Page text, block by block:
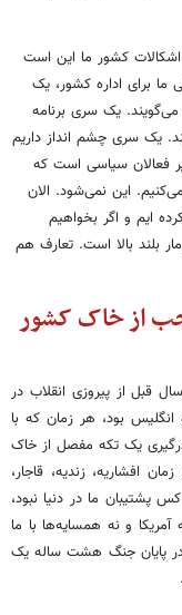
کشور ما این است
برای اداره کشور، یک
یک سری برنامه
یک سری چشم انداز داریم
تقصیر فعالان سیاسی است که
این نمی‌شود. الان
ایم و اگر بخواهیم
بلند بالا است. تعارف هم
از خاک کشور
اگر بخواهم به چند مورد اشاره کنم، در طول ۲۰۰ سال قبل از پیروزی انقلاب در
بود، هر زمان که با
درگیری یک تکه مفصل از خاک
افشاریه، زندیه، قاجار،
ما در دنیا نبود،
و نه همسایه‌ها با ما
در پایان جنگ هشت ساله یک